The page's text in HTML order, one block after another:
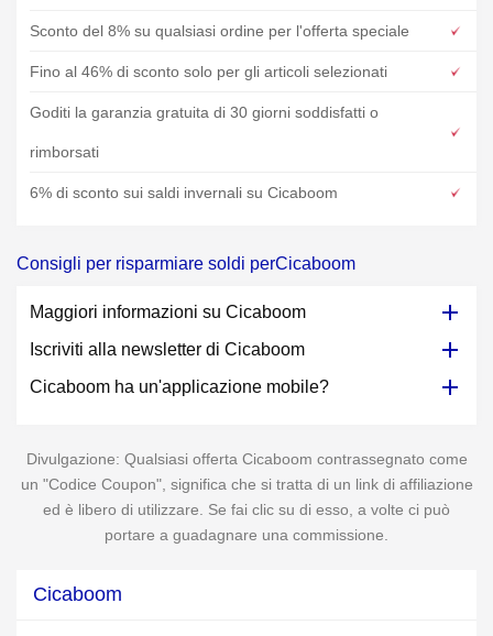
Sconto del 8% su qualsiasi ordine per l'offerta speciale
Fino al 46% di sconto solo per gli articoli selezionati
Goditi la garanzia gratuita di 30 giorni soddisfatti o
rimborsati
6% di sconto sui saldi invernali su Cicaboom
Consigli per risparmiare soldi perCicaboom
Maggiori informazioni su Cicaboom
Iscriviti alla newsletter di Cicaboom
Cicaboom ha un'applicazione mobile?
Divulgazione: Qualsiasi offerta Cicaboom contrassegnato come
un "Codice Coupon", significa che si tratta di un link di affiliazione
ed è libero di utilizzare. Se fai clic su di esso, a volte ci può
portare a guadagnare una commissione.
Cicaboom